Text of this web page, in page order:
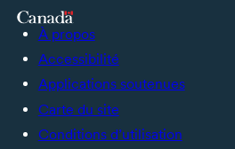
À propos
Accessibilité
Applications soutenues
Carte du site
Conditions d’utilisation